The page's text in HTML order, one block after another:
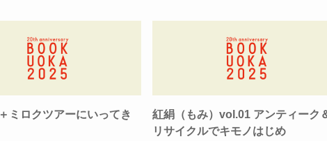
ミロクツアーにいってき
紅絹（もみ）vol.01 アンティーク
リサイクルでキモノはじめ